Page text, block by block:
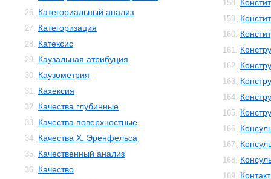
26. Категориальный анализ
27. Категоризация
28. Катексис
29. Каузальная атрибуция
30. Каузометрия
31. Кахексия
32. Качества глубинные
33. Качества поверхностные
34. Качества Х. Эренфельса
35. Качественный анализ
36. Качество
158.
159.
160.
161.
162.
163.
164.
165.
166.
167.
168.
169.